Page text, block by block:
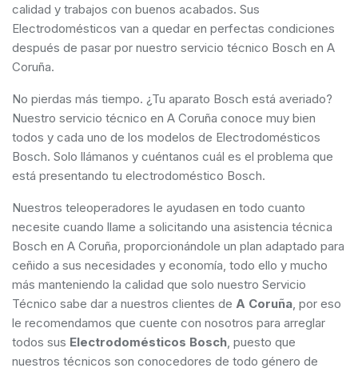
calidad y trabajos con buenos acabados. Sus
Electrodomésticos van a quedar en perfectas condiciones
después de pasar por nuestro servicio técnico Bosch en A
Coruña.
No pierdas más tiempo. ¿Tu aparato Bosch está averiado?
Nuestro servicio técnico en A Coruña conoce muy bien
todos y cada uno de los modelos de Electrodomésticos
Bosch. Solo llámanos y cuéntanos cuál es el problema que
está presentando tu electrodoméstico Bosch.
Nuestros teleoperadores le ayudasen en todo cuanto
necesite cuando llame a solicitando una asistencia técnica
Bosch en A Coruña, proporcionándole un plan adaptado para
ceñido a sus necesidades y economía, todo ello y mucho
más manteniendo la calidad que solo nuestro Servicio
Técnico sabe dar a nuestros clientes de A Coruña, por eso
le recomendamos que cuente con nosotros para arreglar
todos sus Electrodomésticos Bosch, puesto que
nuestros técnicos son conocedores de todo género de